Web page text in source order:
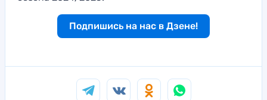
Подпишись на нас в Дзене!